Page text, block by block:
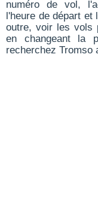
numéro de vol,
l'heure de départ et
outre, voir les vols
en changeant la
recherchez Tromso